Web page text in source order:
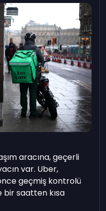
aracına, geçerli
var. Uber,
geçmiş kontrolü
bir saatten kısa